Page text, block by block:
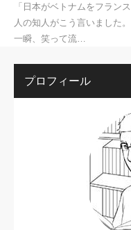
「日本がベトナムをフラン
人の知人がこう言いました
一瞬、笑って流…
プロフィール